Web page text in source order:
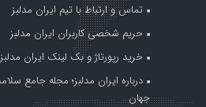
تماس و ارتباط با تیم ایران مدلبز
حریم شخصی کاربران ایران مدلبز
خرید رپورتاژ و بک لینک ایران
درباره ایران مدلبز؛ مجله جامع
جهان